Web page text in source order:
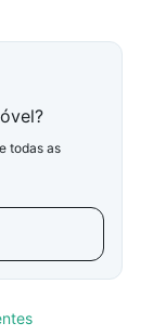
todas as